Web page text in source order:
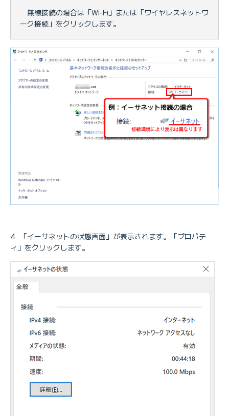
無線接続の場合は「Wi-Fi」または「ワイヤレスネットワ
ーク接続」をクリックします。
「イーサネットの状態画面」が表示されます。「プロパテ
ィ」をクリックします。